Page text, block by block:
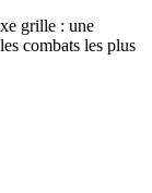
grille : une
combats les plus